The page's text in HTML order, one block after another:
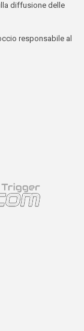
diffusione delle
responsabile al